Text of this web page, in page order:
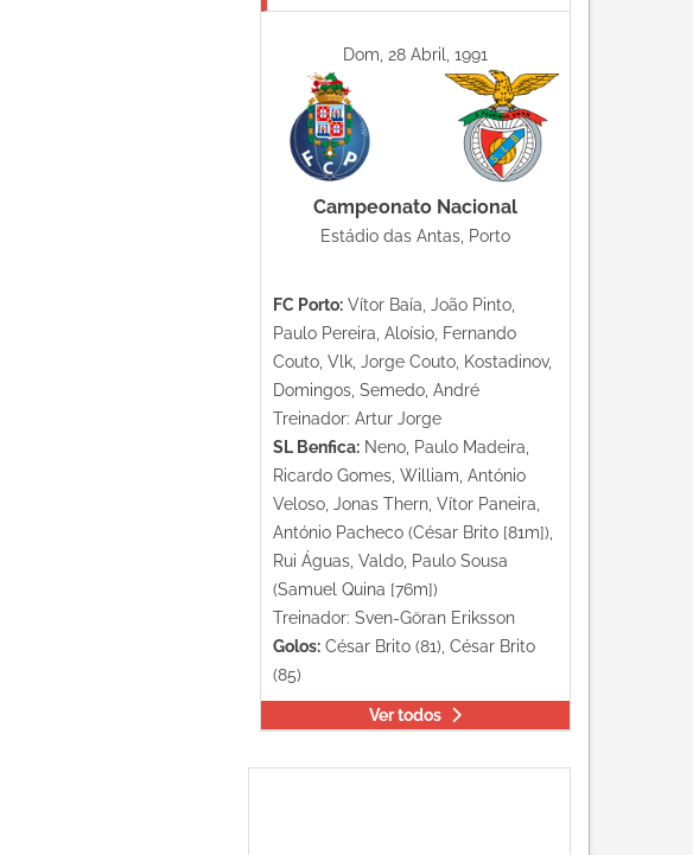
Dom, 28 Abril, 1991
Campeonato Nacional
Estádio das Antas, Porto
FC Porto: Vítor Baía, João Pinto,
Paulo Pereira, Aloísio, Fernando
Couto, Vlk, Jorge Couto, Kostadinov,
Domingos, Semedo, André
Treinador: Artur Jorge
SL Benfica: Neno, Paulo Madeira,
Ricardo Gomes, William, António
Veloso, Jonas Thern, Vítor Paneira,
António Pacheco (César Brito [81m]),
Rui Águas, Valdo, Paulo Sousa
(Samuel Quina [76m])
Treinador: Sven-Göran Eriksson
Golos: César Brito (81), César Brito
(85)
Ver todos